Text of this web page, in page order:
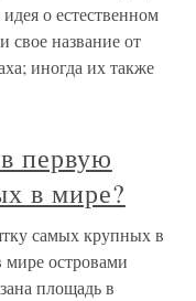
о естественном
свое название от
иногда их также
первую
в мире?
самых крупных в
островами
площадь в